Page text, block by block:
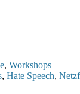
, Workshops
, Hate Speech,